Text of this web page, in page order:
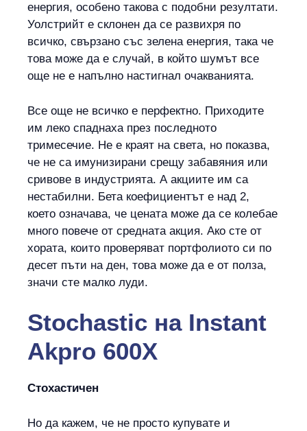
енергия, особено такова с подобни резултати.
Уолстрийт е склонен да се развихря по
всичко, свързано със зелена енергия, така че
това може да е случай, в който шумът все
още не е напълно настигнал очакванията.
Все още не всичко е перфектно. Приходите
им леко спаднаха през последното
тримесечие. Не е краят на света, но показва,
че не са имунизирани срещу забавяния или
сривове в индустрията. А акциите им са
нестабилни. Бета коефициентът е над 2,
което означава, че цената може да се колебае
много повече от средната акция. Ако сте от
хората, които проверяват портфолиото си по
десет пъти на ден, това може да е от полза,
значи сте малко луди.
Stochastic наInstant
Akpro 600X
Стохастичен
Но да кажем, че не просто купувате и